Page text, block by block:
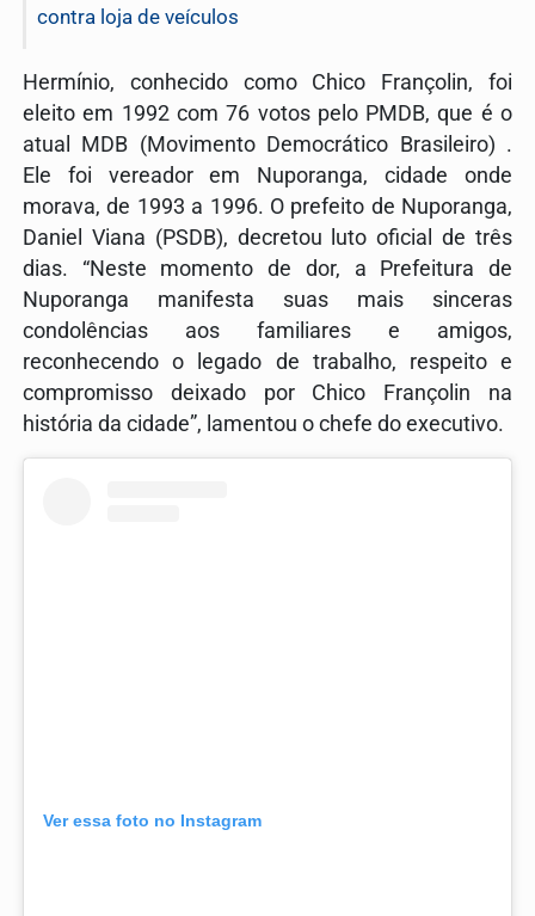
contra loja de veículos
Hermínio, conhecido como Chico Françolin, foi
eleito em 1992 com 76 votos pelo PMDB, que é o
atual MDB (Movimento Democrático Brasileiro) .
Ele foi vereador em Nuporanga, cidade onde
morava, de 1993 a 1996. O prefeito de Nuporanga,
Daniel Viana (PSDB), decretou luto oficial de três
dias. “Neste momento de dor, a Prefeitura de
Nuporanga manifesta suas mais sinceras
condolências aos familiares e amigos,
reconhecendo o legado de trabalho, respeito e
compromisso deixado por Chico Françolin na
história da cidade”, lamentou o chefe do executivo.
Ver essa foto no Instagram